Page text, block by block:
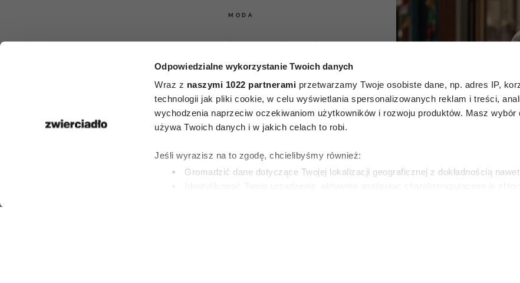
Odpowiedzialne wykorzystanie Twoich danych
Wraz z naszymi 1022 partnerami przetwarzamy Twoje osobiste dane, np. adres IP,
technologii jak pliki cookie, w celu wyświetlania spersonalizowanych reklam i treści,
wychodzenia naprzeciw oczekiwaniom użytkowników i rozwoju produktów. Masz wybór
używa Twoich danych i w jakich celach to robi.
Jeśli wyrazisz na to zgodę, chcielibyśmy również:
Gromadzić dane dotyczące Twojej lokalizacji geograficznej z dokładnością
MODA
Francuzki i Włoszki
noszą latem tylko
takie jeansy. W
sieciówkach
znalazłyśmy 3 idealne